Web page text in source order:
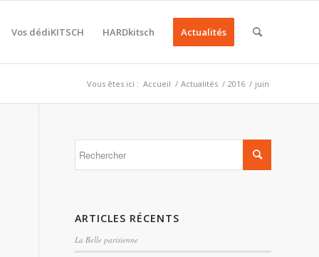
Vos dédiKITSCH HARDkitsch Actualités
Vous êtes ici : Accueil / Actualités / 2016 / juin
ARTICLES RÉCENTS
La Belle parisienne